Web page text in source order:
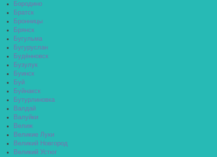
Бородино
Братск
Бронницы
Брянск
Бугульма
Бугуруслан
Будённовск
Бузулук
Буинск
Буй
Буйнакск
Бутурлиновка
Валдай
Валуйки
Велиж
Великие Луки
Великий Новгород
Великий Устюг